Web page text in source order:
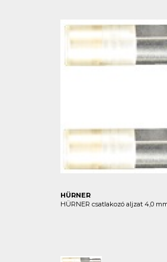
HÜRNER
HÜRNER csatlakozó aljzat 4,0